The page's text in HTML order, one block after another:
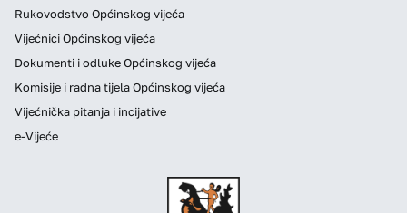
Rukovodstvo Općinskog vijeća
Vijećnici Općinskog vijeća
Dokumenti i odluke Općinskog vijeća
Komisije i radna tijela Općinskog vijeća
Vijećnička pitanja i incijative
e-Vijeće